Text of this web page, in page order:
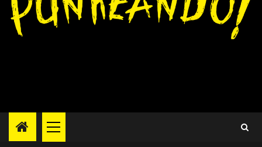
Primary
Menu